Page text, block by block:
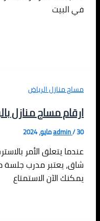
في البيت
مساج منازل الرياض
ارقام مساج منازل بالرياض
admin/30 مايو، 2024
عندما يتعلق الأمر
شاق، يعتبر مدرب جلسة
يمكنك الآن الاستمتاع